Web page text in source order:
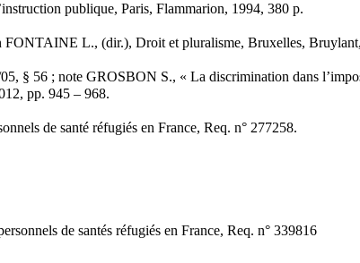
publique, Paris, Flammarion, 1994, 380 p.
L., (dir.), Droit et pluralisme, Bruxelles,
§ 56 ; note GROSBON S., « La discrimination dans
pp. 945 – 968.
de santé réfugiés en France, Req. n° 277258.
de santés réfugiés en France, Req. n° 339816